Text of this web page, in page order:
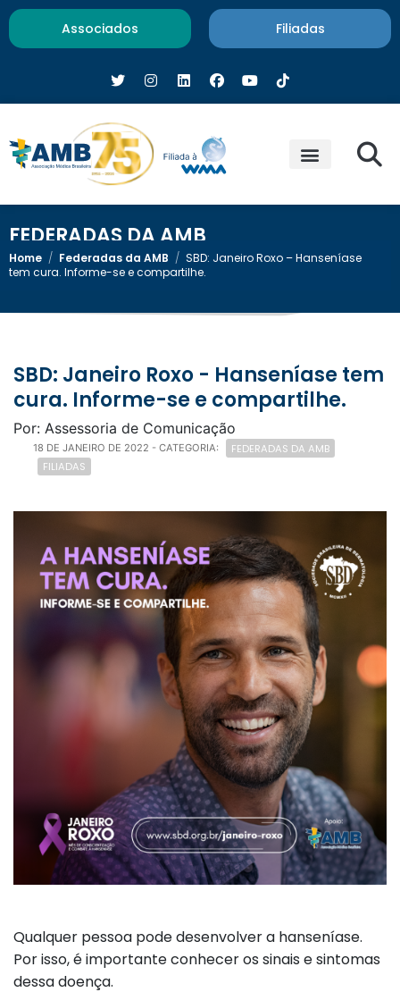
Associados Filiadas
FEDERADAS DA AMB
Home / Federadas da AMB / SBD: Janeiro Roxo – Hanseníase
tem cura. Informe-se e compartilhe.
SBD: Janeiro Roxo - Hanseníase tem
cura. Informe-se e compartilhe.
Por: Assessoria de Comunicação
18 DE JANEIRO DE 2022 - CATEGORIA:
FEDERADAS DA AMB
FILIADAS
Qualquer pessoa pode desenvolver a hanseníase.
Por isso, é importante conhecer os sinais e sintomas
dessa doença.